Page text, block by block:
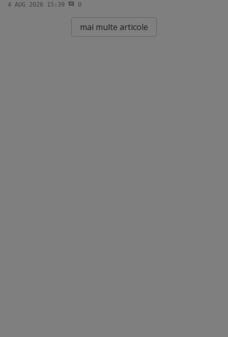
4 AUG 2026 15:39 0
mai multe articole